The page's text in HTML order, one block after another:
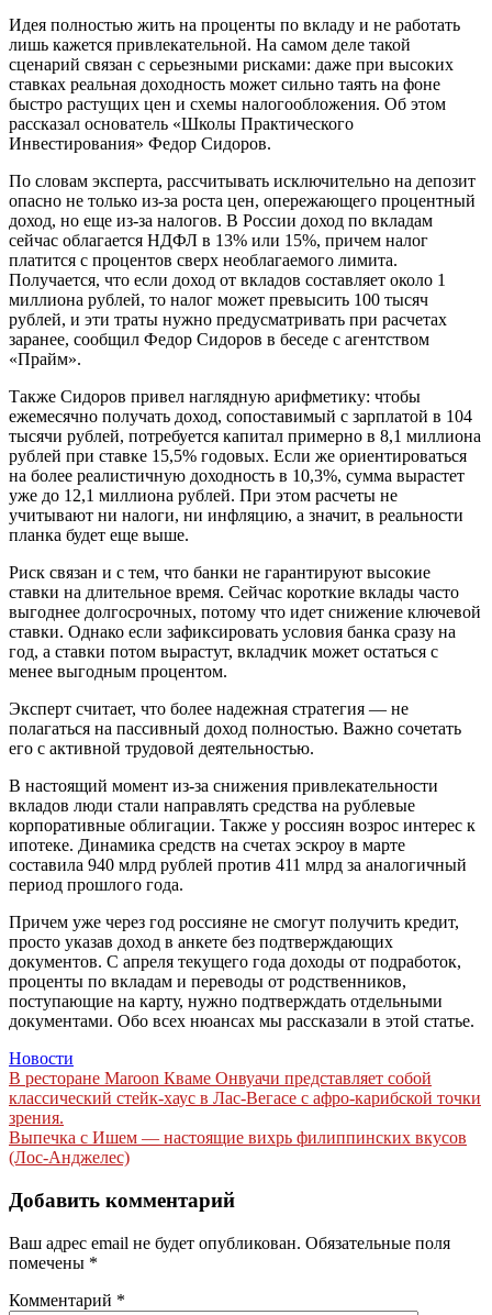
Идея полностью жить на проценты по вкладу и не работать
лишь кажется привлекательной. На самом деле такой
сценарий связан с серьезными рисками: даже при высоких
ставках реальная доходность может сильно таять на фоне
быстро растущих цен и схемы налогообложения. Об этом
рассказал основатель «Школы Практического
Инвестирования» Федор Сидоров.
По словам эксперта, рассчитывать исключительно на депозит
опасно не только из-за роста цен, опережающего процентный
доход, но еще из-за налогов. В России доход по вкладам
сейчас облагается НДФЛ в 13% или 15%, причем налог
платится с процентов сверх необлагаемого лимита.
Получается, что если доход от вкладов составляет около 1
миллиона рублей, то налог может превысить 100 тысяч
рублей, и эти траты нужно предусматривать при расчетах
заранее, сообщил Федор Сидоров в беседе с агентством
«Прайм».
Также Сидоров привел наглядную арифметику: чтобы
ежемесячно получать доход, сопоставимый с зарплатой в 104
тысячи рублей, потребуется капитал примерно в 8,1 миллиона
рублей при ставке 15,5% годовых. Если же ориентироваться
на более реалистичную доходность в 10,3%, сумма вырастет
уже до 12,1 миллиона рублей. При этом расчеты не
учитывают ни налоги, ни инфляцию, а значит, в реальности
планка будет еще выше.
Риск связан и с тем, что банки не гарантируют высокие
ставки на длительное время. Сейчас короткие вклады часто
выгоднее долгосрочных, потому что идет снижение ключевой
ставки. Однако если зафиксировать условия банка сразу на
год, а ставки потом вырастут, вкладчик может остаться с
менее выгодным процентом.
Эксперт считает, что более надежная стратегия — не
полагаться на пассивный доход полностью. Важно сочетать
его с активной трудовой деятельностью.
В настоящий момент из-за снижения привлекательности
вкладов люди стали направлять средства на рублевые
корпоративные облигации. Также у россиян возрос интерес к
ипотеке. Динамика средств на счетах эскроу в марте
составила 940 млрд рублей против 411 млрд за аналогичный
период прошлого года.
Причем уже через год россияне не смогут получить кредит,
просто указав доход в анкете без подтверждающих
документов. С апреля текущего года доходы от подработок,
проценты по вкладам и переводы от родственников,
поступающие на карту, нужно подтверждать отдельными
документами. Обо всех нюансах мы рассказали в этой статье.
Новости
Навигация
по
записям
В ресторане Maroon Кваме Онвуачи представляет собой
классический стейк-хаус в Лас-Вегасе с афро-карибской точки
зрения.
Выпечка с Ишем — настоящие вихрь филиппинских вкусов
(Лос-Анджелес)
Добавить комментарий
Ваш адрес email не будет опубликован. Обязательные поля
помечены *
Комментарий *